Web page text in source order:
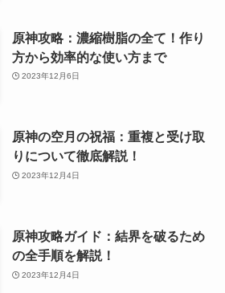
原神攻略：濃縮樹脂の全て！作り
方から効率的な使い方まで
2023年12月6日
原神の空月の祝福：重複と受け取
りについて徹底解説！
2023年12月4日
原神攻略ガイド：結界を破るため
の全手順を解説！
2023年12月4日